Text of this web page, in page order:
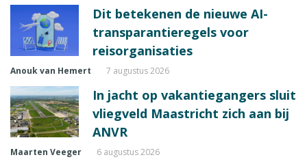
Dit betekenen de nieuwe AI-
transparantieregels voor
reisorganisaties
Anouk van Hemert 7 augustus 2026
In jacht op vakantiegangers sluit
vliegveld Maastricht zich aan bij
ANVR
Maarten Veeger 6 augustus 2026